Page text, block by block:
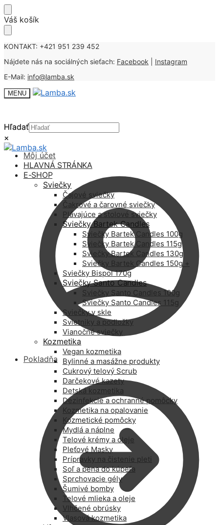
Skip
to
Skip
to
Váš košík
KONTAKT: +421 951 239 452
Nájdete nás na sociálných sieťach: Facebook
Instagram
E-Mail: info@lamba.sk
MENU
Hľadať
×
Môj účet
Pokladňa
Hľadať
×
HLAVNÁ STRÁNKA
E-SHOP
Sviečky
Čajové sviečky
Čakrové a čarovné sviečky
Plávajúce a stolové sviečky
Sviečky Bartek Candles
Sviečky Bartek Candles 100g
Sviečky Bartek Candles 115g
Sviečky Bartek Candles 130g
Sviečky Bartek Candles 150g +
Sviečky Bispol 170g
Sviečky Santo Candles
Sviečky Santo Candles 100g
Sviečky Santo Candles 115g
Sviečky v skle
Svietniky a podložky
Vianočné sviečky
Kozmetika
Vegan kozmetika
Bylinné a masážne produkty
Cukrový telový Scrub
Darčekové kazety
Detská kozmetika
Dezinfekcie a ochranné pomôcky
Kozmetika na opalovanie
Kozmetické pomôcky
Mydlá a náplne
Telové krémy a oleje
Pleťové Masky
Prípravky na čistenie pleti
Soľ a pena do kúpeľa
Sprchovacie gély
Šumivé bomby
Telové mlieka a oleje
Vlhčené obrúsky
Vlasová kozmetika